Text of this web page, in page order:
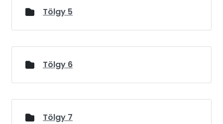
Tölgy 5
Tölgy 6
Tölgy 7